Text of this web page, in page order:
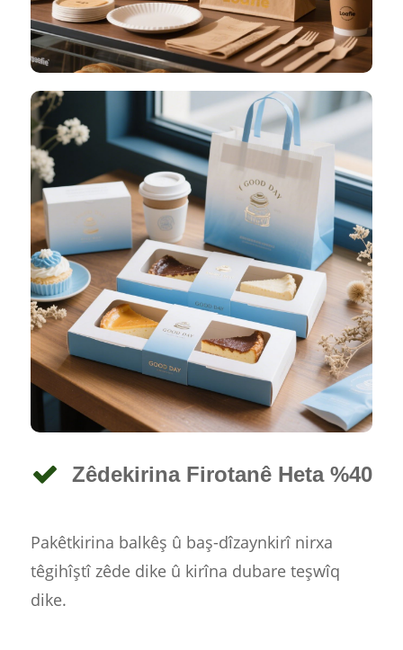
Zêdekirina Firotanê Heta %40
Pakêtkirina balkêş û baş-dîzaynkirî nirxa
têgihîştî zêde dike û kirîna dubare teşwîq
dike.